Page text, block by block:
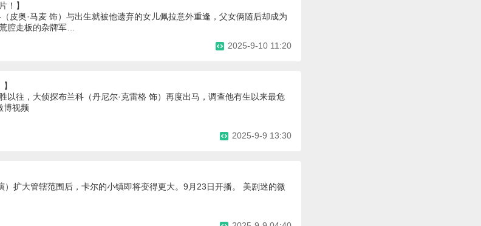
！】
皮奥·马麦 饰）与出生就被他遗弃的女儿佩拉意外重逢，父女俩随后却成为
腔走板的杂牌军…
2025-9-10 11:20
以往，大侦探布兰科（丹尼尔·克雷格 饰）再度出马，调查他有生以来最危
博视频
2025-9-9 13:30
）扩大管辖范围后，卡尔的小镇即将变得更大。9月23日开播。 美剧迷的微